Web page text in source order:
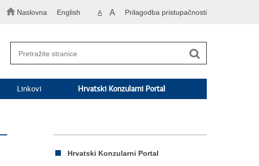
Naslovna English A A Prilagodba pristupačnosti
Linkovi Hrvatski Konzularni Portal
Hrvatski Konzularni Portal